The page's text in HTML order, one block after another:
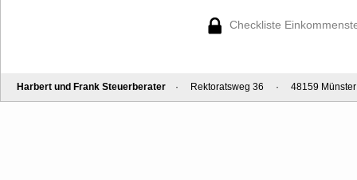
Checkliste
Harbert und Frank Steuerberater · Rektoratsweg 36 · 48159